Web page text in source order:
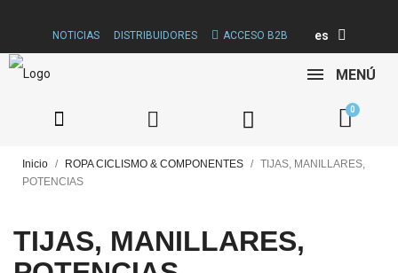
NOTICIAS DISTRIBUIDORES ACCESO B2B es
MENÚ
Inicio ROPA CICLISMO & COMPONENTES
TIJAS, MANILLARES,
POTENCIAS
TIJAS, MANILLARES,